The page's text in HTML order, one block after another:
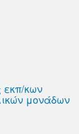
εκπ/κων
μονάδων